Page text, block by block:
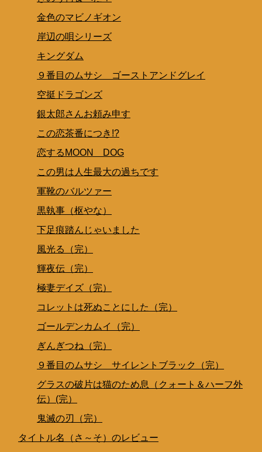
金色のマビノギオン
岸辺の唄シリーズ
キングダム
９番目のムサシ ゴーストアンドグレイ
空挺ドラゴンズ
銀太郎さんお頼み申す
この恋茶番につき!?
恋するMOON DOG
この男は人生最大の過ちです
軍靴のバルツァー
黒執事（枢やな）
下足痕踏んじゃいました
風光る（完）
輝夜伝（完）
極妻デイズ（完）
コレットは死ぬことにした（完）
ゴールデンカムイ（完）
ぎんぎつね（完）
９番目のムサシ サイレントブラック（完）
グラスの破片は猫のため息（クォート＆ハーフ外
伝）(完）
鬼滅の刃（完）
タイトル名（さ～そ）のレビュー